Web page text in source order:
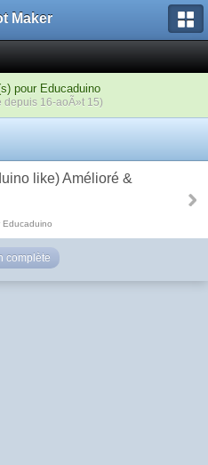
Maker
pour Educaduino
depuis 16-aoÃ»t 15)
like) Amélioré &
Educaduino
complète